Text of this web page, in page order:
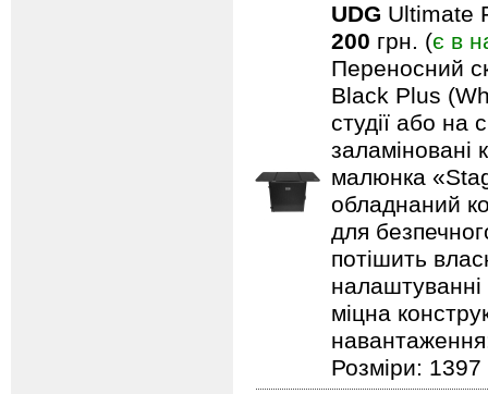
UDG Ultimate
200 грн. (є в
Переносний
Black Plus
студії або на
заламіновані
малюнка
обладнаний
для
потішить
міцна
Розміри: